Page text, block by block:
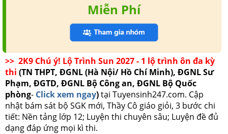
Miễn Phí
>> 2K9 Chú ý! Lộ Trình Sun 2027 - 1 lộ trình ôn đa kỳ
thi (TN THPT, ĐGNL (Hà Nội/ Hồ Chí Minh), ĐGNL Sư
Phạm, ĐGTD, ĐGNL Bộ Công an, ĐGNL Bộ Quốc
phòng- Click xem ngay)tại Tuyensinh247.com. Cập
nhật bám sát bộ SGK mới, Thầy Cô giáo giỏi, 3 bước chi
tiết: Nền tảng lớp 12; Luyện thi chuyên sâu; Luyện đề đủ
dạng đáp ứng mọi kì thi.